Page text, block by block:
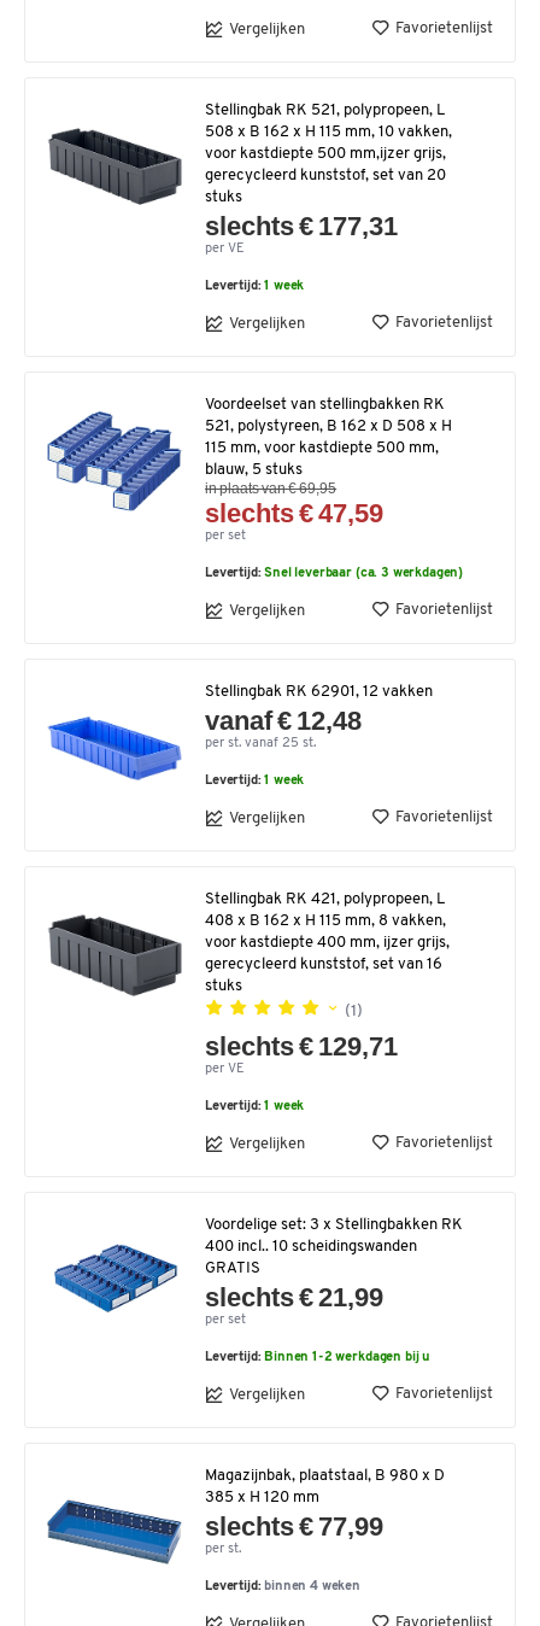
Vergelijken Favorietenlijst
Stellingbak RK 521, polypropeen, L
508 x B 162 x H 115 mm, 10 vakken,
voor kastdiepte 500 mm,ijzer grijs,
gerecycleerd kunststof, set van 20
stuks
slechts € 177,31
per VE
Levertijd:1 week
Vergelijken Favorietenlijst
Voordeelset van stellingbakken RK
521, polystyreen, B 162 x D 508 x H
115 mm, voor kastdiepte 500 mm,
blauw, 5 stuks
in plaats van € 69,95
slechts € 47,59
per set
Levertijd:Snel leverbaar (ca. 3 werkdagen)
Vergelijken Favorietenlijst
Stellingbak RK 62901, 12 vakken
vanaf € 12,48
per st. vanaf 25 st.
Levertijd:1 week
Vergelijken Favorietenlijst
Stellingbak RK 421, polypropeen, L
408 x B 162 x H 115 mm, 8 vakken,
voor kastdiepte 400 mm, ijzer grijs,
gerecycleerd kunststof, set van 16
stuks
(1)
slechts € 129,71
per VE
Levertijd:1 week
Vergelijken Favorietenlijst
Voordelige set: 3 x Stellingbakken RK
400 incl.. 10 scheidingswanden
GRATIS
slechts € 21,99
per set
Levertijd: Binnen 1-2 werkdagen bij u
Vergelijken Favorietenlijst
Magazijnbak, plaatstaal, B 980 x D
385 x H 120 mm
slechts € 77,99
per st.
Levertijd: binnen 4 weken
Favorietenlijst